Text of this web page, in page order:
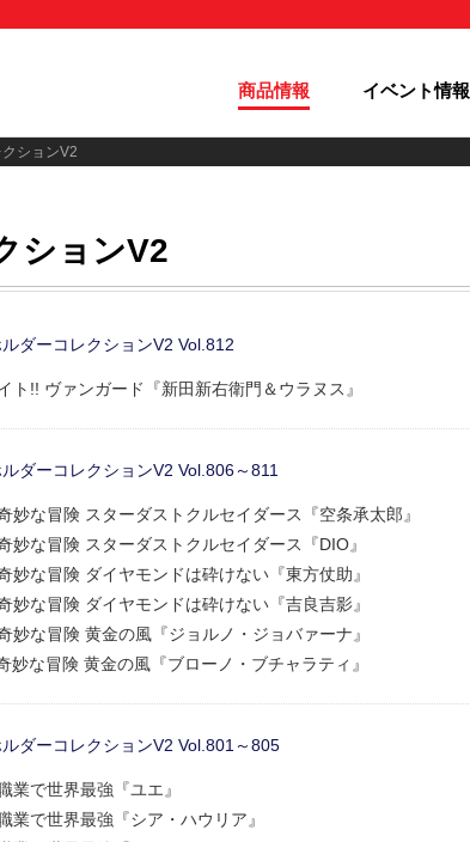
商品情報 イベント情報
ションV2
ションV2
ダーコレクションV2 Vol.812
ト!! ヴァンガード『新田新右衛門＆ウラヌス』
ダーコレクションV2 Vol.806～811
妙な冒険 スターダストクルセイダース『空条承太郎』
妙な冒険 スターダストクルセイダース『DIO』
妙な冒険 ダイヤモンドは砕けない『東方仗助』
妙な冒険 ダイヤモンドは砕けない『吉良吉影』
妙な冒険 黄金の風『ジョルノ・ジョバァーナ』
妙な冒険 黄金の風『ブローノ・ブチャラティ』
ダーコレクションV2 Vol.801～805
業で世界最強『ユエ』
業で世界最強『シア・ハウリア』